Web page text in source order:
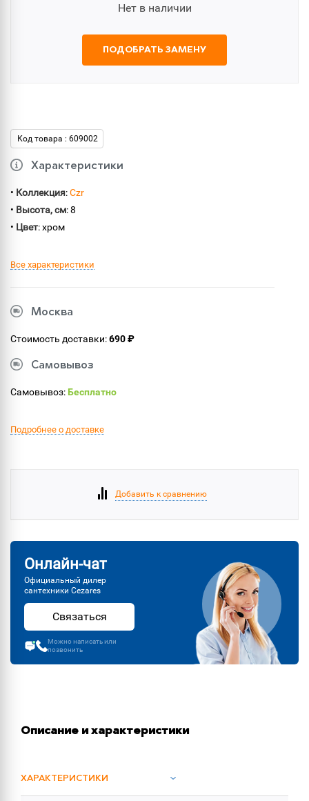
Нет в наличии
ПОДОБРАТЬ ЗАМЕНУ
Код товара : 609002
Характеристики
• Коллекция:Czr
• Высота, см: 8
• Цвет: хром
Все характеристики
Москва
Стоимость доставки:690 ₽
Самовывоз
Самовывоз:Бесплатно
Подробнее о доставке
Добавить к сравнению
Онлайн-чат
Официальный дилер
сантехники Cezares
Связаться
Можно написать или
позвонить
Описание и характеристики
ХАРАКТЕРИСТИКИ